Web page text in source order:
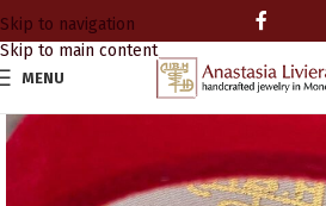
Skip to navigation
Skip to main content
MENU